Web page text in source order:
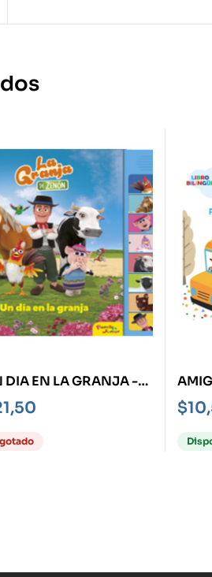
DIA EN LA GRANJA -
DE ZENÓN-
CON SONIDOS
LOS
$